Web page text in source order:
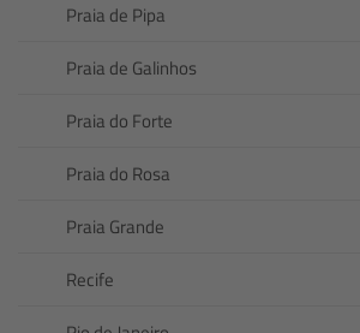
Praia de Pipa
Praia de Galinhos
Praia do Forte
Praia do Rosa
Praia Grande
Recife